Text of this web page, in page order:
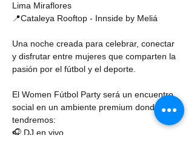
Lima Miraflores
📍Cataleya Rooftop - Innside by Meliá
Una noche creada para celebrar, conectar
y disfrutar entre mujeres que comparten la
pasión por el fútbol y el deporte.
El Women Fútbol Party será un encuentro
social en un ambiente premium donde
tendremos:
🎧 DJ en vivo